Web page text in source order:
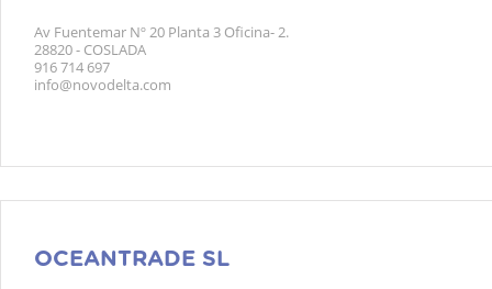
Av Fuentemar Nº 20 Planta 3 Oficina- 2.
28820 - COSLADA
916 714 697
info@novodelta.com
OCEANTRADE SL